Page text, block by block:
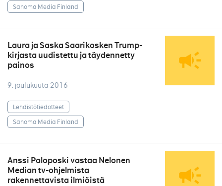
Sanoma Media Finland
Laura ja Saska Saarikosken Trump-
kirjasta uudistettu ja täydennetty
painos
9. joulukuuta 2016
Lehdistötiedotteet
Sanoma Media Finland
Anssi Paloposki vastaa Nelonen
Median tv-ohjelmista
rakennettavista ilmiöistä